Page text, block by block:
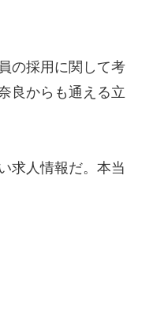
の採用に関して考
良からも通える立
求人情報だ。本当